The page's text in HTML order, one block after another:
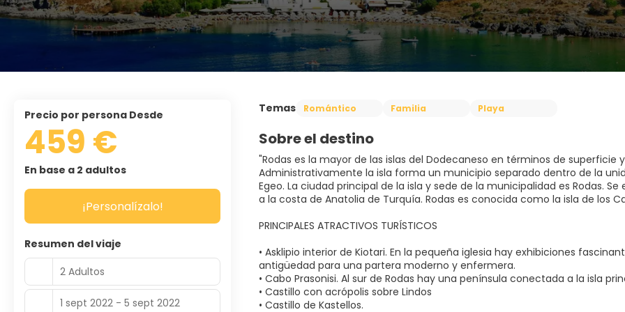
Temas Romántico Familia Playa
Sobre el destino
"Rodas es la mayor de las islas del Dodecaneso en términos de
Administrativamente la isla forma un municipio separado dentro de la
Egeo. La ciudad principal de la isla y sede de la municipalidad es Rodas.
a la costa de Anatolia de Turquía. Rodas es conocida como la isla de los
PRINCIPALES ATRACTIVOS TURÍSTICOS
• Asklipio interior de Kiotari. En la pequeña iglesia hay exhibiciones
antigüedad para una partera moderno y enfermera.
• Cabo Prasonisi. Al sur de Rodas hay una península conectada a la isla
• Castillo con acrópolis sobre Lindos
• Castillo de Kastellos.
precio por persona Desde
459 €
En base a 2 adultos
¡Personalízalo!
Resumen del viaje
2 Adultos
1 sept 2022 - 5 sept 2022